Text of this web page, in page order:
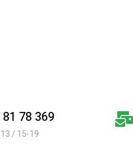
78 369
/ 15-19